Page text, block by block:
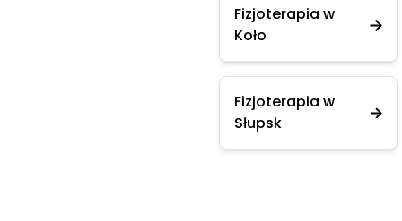
Fizjoterapia w
Koło
Fizjoterapia w
Słupsk